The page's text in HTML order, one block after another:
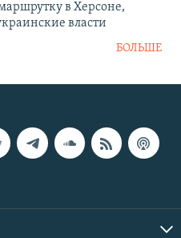
в Херсоне,
власти
БОЛЬШЕ